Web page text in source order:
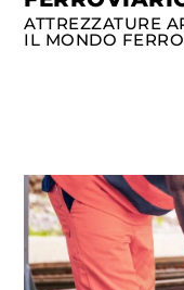
ATTREZZATURE
IL MONDO